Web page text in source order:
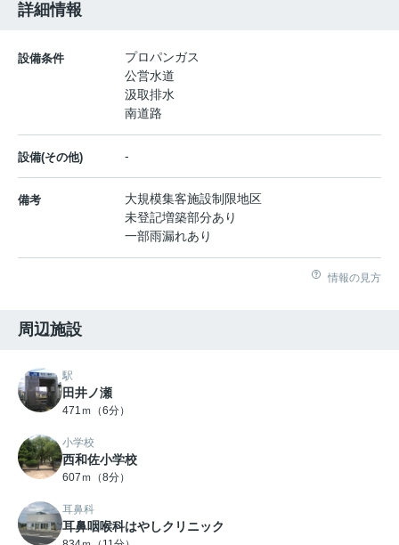
詳細情報
設備条件
プロパンガス
公営水道
汲取排水
南道路
設備(その他) -
備考
大規模集客施設制限地区
未登記増築部分あり
一部雨漏れあり
情報の見方
周辺施設
駅
田井ノ瀬
471ｍ（6分）
小学校
西和佐小学校
607ｍ（8分）
耳鼻科
耳鼻咽喉科はやしクリニック